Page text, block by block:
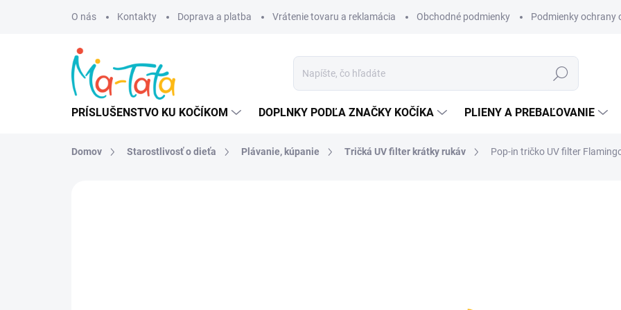
O nás Kontakty Doprava a platba Vrátenie tovaru a reklamácia Obchodné podmienky Podmienky ochrany
Hľadať
PRÍSLUŠENSTVO KU KOČÍKOM DOPLNKY PODĽA ZNAČKY KOČÍKA PLIENY A PREBAĽOVANIE
Domov Starostlivosť o dieťa Plávanie, kúpanie Tričká UV filter krátky rukáv Pop-in tričko UV filter